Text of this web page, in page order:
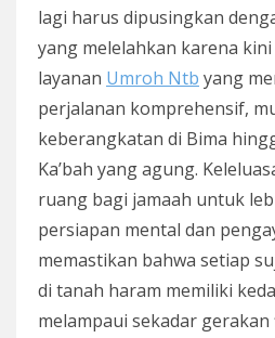
lagi harus dipusingkan
yang melelahkan karena
layanan Umroh Ntb yang
perjalanan komprehensif,
keberangkatan di Bima
Ka’bah yang agung.
ruang bagi jamaah untuk
persiapan mental dan
memastikan bahwa setiap
di tanah haram memiliki
melampaui sekadar